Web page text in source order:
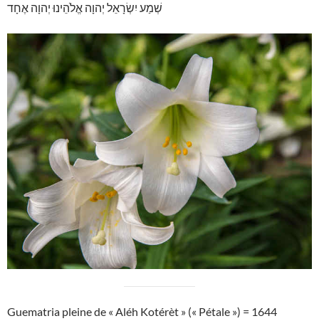
שְׁמַע יִשְׂרָאֵל יְהוָה אֱלֹהֵינוּ יְהוָה אֶחָד
Guematria pleine de « Aléh Kotérèt » (« Pétale ») = 1644